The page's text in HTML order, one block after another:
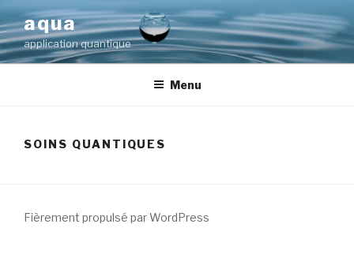
Aller
au
contenu
principal
aqua
application quantique
Menu
SOINS QUANTIQUES
Fièrement propulsé par WordPress